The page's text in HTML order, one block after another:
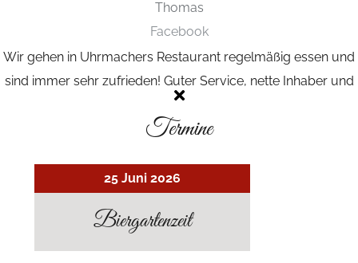
Thomas
Facebook
Wir gehen in Uhrmachers Restaurant regelmäßig essen und
sind immer sehr zufrieden! Guter Service, nette Inhaber und
vor allem gutes Essen!
GALERIE
Termine
25 Juni 2026
Biergartenzeit